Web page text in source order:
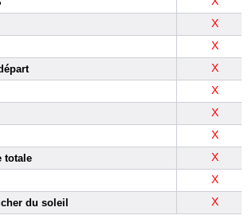
X
X
X
X
X
X
totale
X
X
du soleil
X